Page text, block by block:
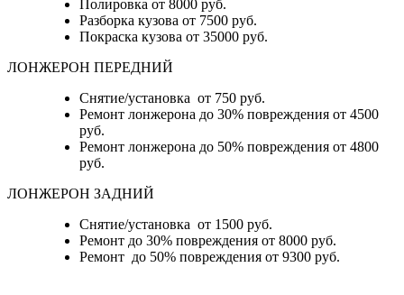
Полировка от 8000 руб.
Разборка кузова от 7500 руб.
Покраска кузова от 35000 руб.
ЛОНЖЕРОН ПЕРЕДНИЙ
Снятие/установка от 750 руб.
Ремонт лонжерона до 30% повреждения от 4500
руб.
Ремонт лонжерона до 50% повреждения от 4800
руб.
ЛОНЖЕРОН ЗАДНИЙ
Снятие/установка от 1500 руб.
Ремонт до 30% повреждения от 8000 руб.
Ремонт до 50% повреждения от 9300 руб.